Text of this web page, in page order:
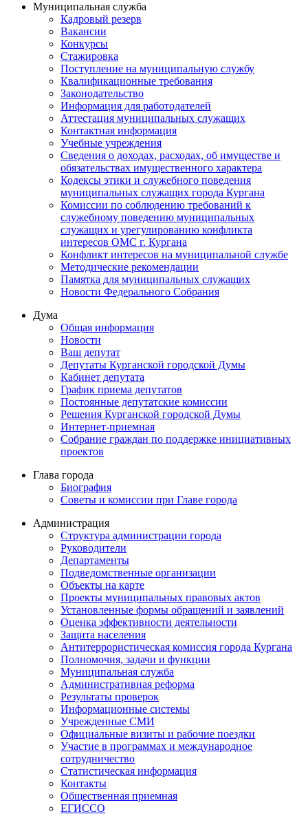
Муниципальная служба
Кадровый резерв
Вакансии
Конкурсы
Стажировка
Поступление на муниципальную службу
Квалификационные требования
Законодательство
Информация для работодателей
Аттестация муниципальных служащих
Контактная информация
Учебные учреждения
Сведения о доходах, расходах, об имуществе и
обязательствах имущественного характера
Кодексы этики и служебного поведения
муниципальных служащих города Кургана
Комиссии по соблюдению требований к
служебному поведению муниципальных
служащих и урегулированию конфликта
интересов ОМС г. Кургана
Конфликт интересов на муниципальной службе
Методические рекомендации
Памятка для муниципальных служащих
Новости Федерального Cобрания
Дума
Общая информация
Новости
Ваш депутат
Депутаты Курганской городской Думы
Кабинет депутата
График приема депутатов
Постоянные депутатские комиссии
Решения Курганской городской Думы
Интернет-приемная
Собрание граждан по поддержке инициативных
проектов
Глава города
Биография
Советы и комиссии при Главе города
Администрация
Структура администрации города
Руководители
Департаменты
Подведомственные организации
Объекты на карте
Проекты муниципальных правовых актов
Установленные формы обращений и заявлений
Оценка эффективности деятельности
Защита населения
Антитеррористическая комиссия города Кургана
Полномочия, задачи и функции
Муниципальная служба
Административная реформа
Результаты проверок
Информационные системы
Учрежденные СМИ
Официальные визиты и рабочие поездки
Участие в программах и международное
сотрудничество
Статистическая информация
Контакты
Общественная приемная
ЕГИССО